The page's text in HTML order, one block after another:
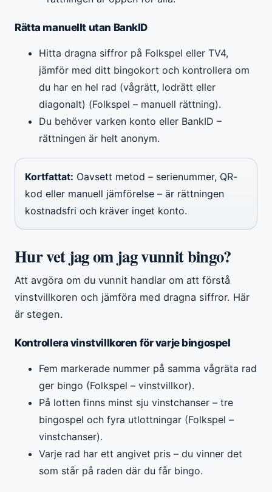
Rätta manuellt utan BankID
Hitta dragna siffror på Folkspel eller TV4,
jämför med ditt bingokort och kontrollera om
du har en hel rad (vågrätt, lodrätt eller
diagonalt) (Folkspel – manuell rättning).
Du behöver varken konto eller BankID –
rättningen är helt anonym.
Kortfattat: Oavsett metod – serienummer, QR-
kod eller manuell jämförelse – är rättningen
kostnadsfri och kräver inget konto.
Hur vet jag om jag vunnit bingo?
Att avgöra om du vunnit handlar om att förstå
vinstvillkoren och jämföra med dragna siffror. Här
är stegen.
Kontrollera vinstvillkoren för varje bingospel
Fem markerade nummer på samma vågräta rad
ger bingo (Folkspel – vinstvillkor).
På lotten finns minst sju vinstchanser – tre
bingospel och fyra utlottningar (Folkspel –
vinstchanser).
Varje rad har ett angivet pris – du vinner det
som står på raden där du får bingo.